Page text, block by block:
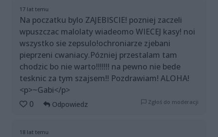
17 lat temu
Na poczatku bylo ZAJEBISCIE! pozniej zaczeli
wpuszczac malolaty wiadeomo WIECEJ kasy! noi
wszystko sie zepsulo!ochroniarze zjebani
pieprzeni cwaniacy.Pózniej przestalam tam
chodzic bo nie warto!!!!!!! na pewno nie bede
tesknic za tym szajsem!! Pozdrawiam! ALOHA!
<p>~Gabi</p>
0
Odpowiedz Zgłoś do moderacji
18 lat temu